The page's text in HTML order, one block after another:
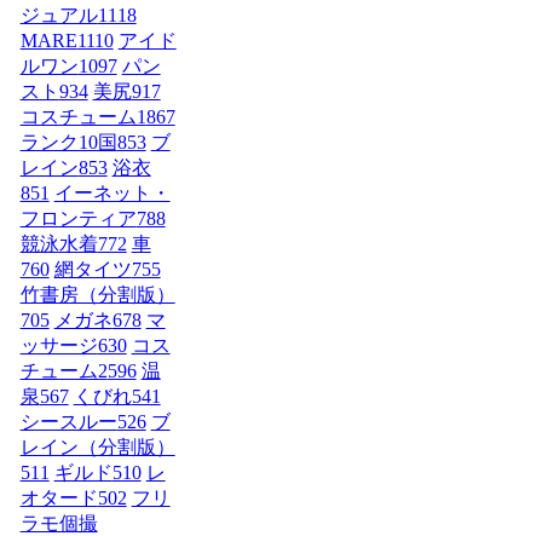
ジュアル1118
MARE1110 アイド
ルワン1097 パン
スト 934 美尻917
コスチューム1867
ランク10国853 ブ
レイン853 浴衣
851 イーネット・
フロンティア788
競泳水着772 車
760 網タイツ755
竹書房（分割版）
705 メガネ678 マ
ッサージ630 コス
チューム2596 温
泉567 くびれ541
シースルー526 ブ
レイン（分割版）
511 ギルド510 レ
オタード502 フリ
ラモ個撮